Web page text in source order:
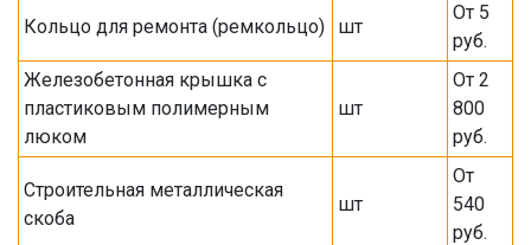
Кольцо для ремонта (ремкольцо) шт
От 5
руб.
Железобетонная крышка с
пластиковым полимерным
люком
шт
От 2
800
руб.
Строительная металлическая
скоба
шт
От
540
руб.